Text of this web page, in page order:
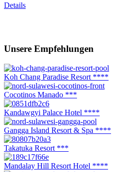
Details
Unsere Empfehlungen
Koh Chang Paradise Resort ****
Cocotinos Manado ***
Kandawgyi Palace Hotel ****
Gangga Island Resort & Spa ****
Takatuka Resort ***
Mandalay Hill Resort Hotel ****